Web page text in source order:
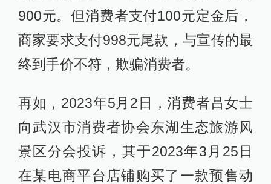
900元。但消费者支付100元定金后，
商家要求支付998元尾款，与宣传的最
终到手价不符，欺骗消费者。
再如，2023年5月2日，消费者吕女士
向武汉市消费者协会东湖生态旅游风
景区分会投诉，其于2023年3月25日
在某电商平台店铺购买了一款预售动